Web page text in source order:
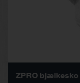
ZPRO